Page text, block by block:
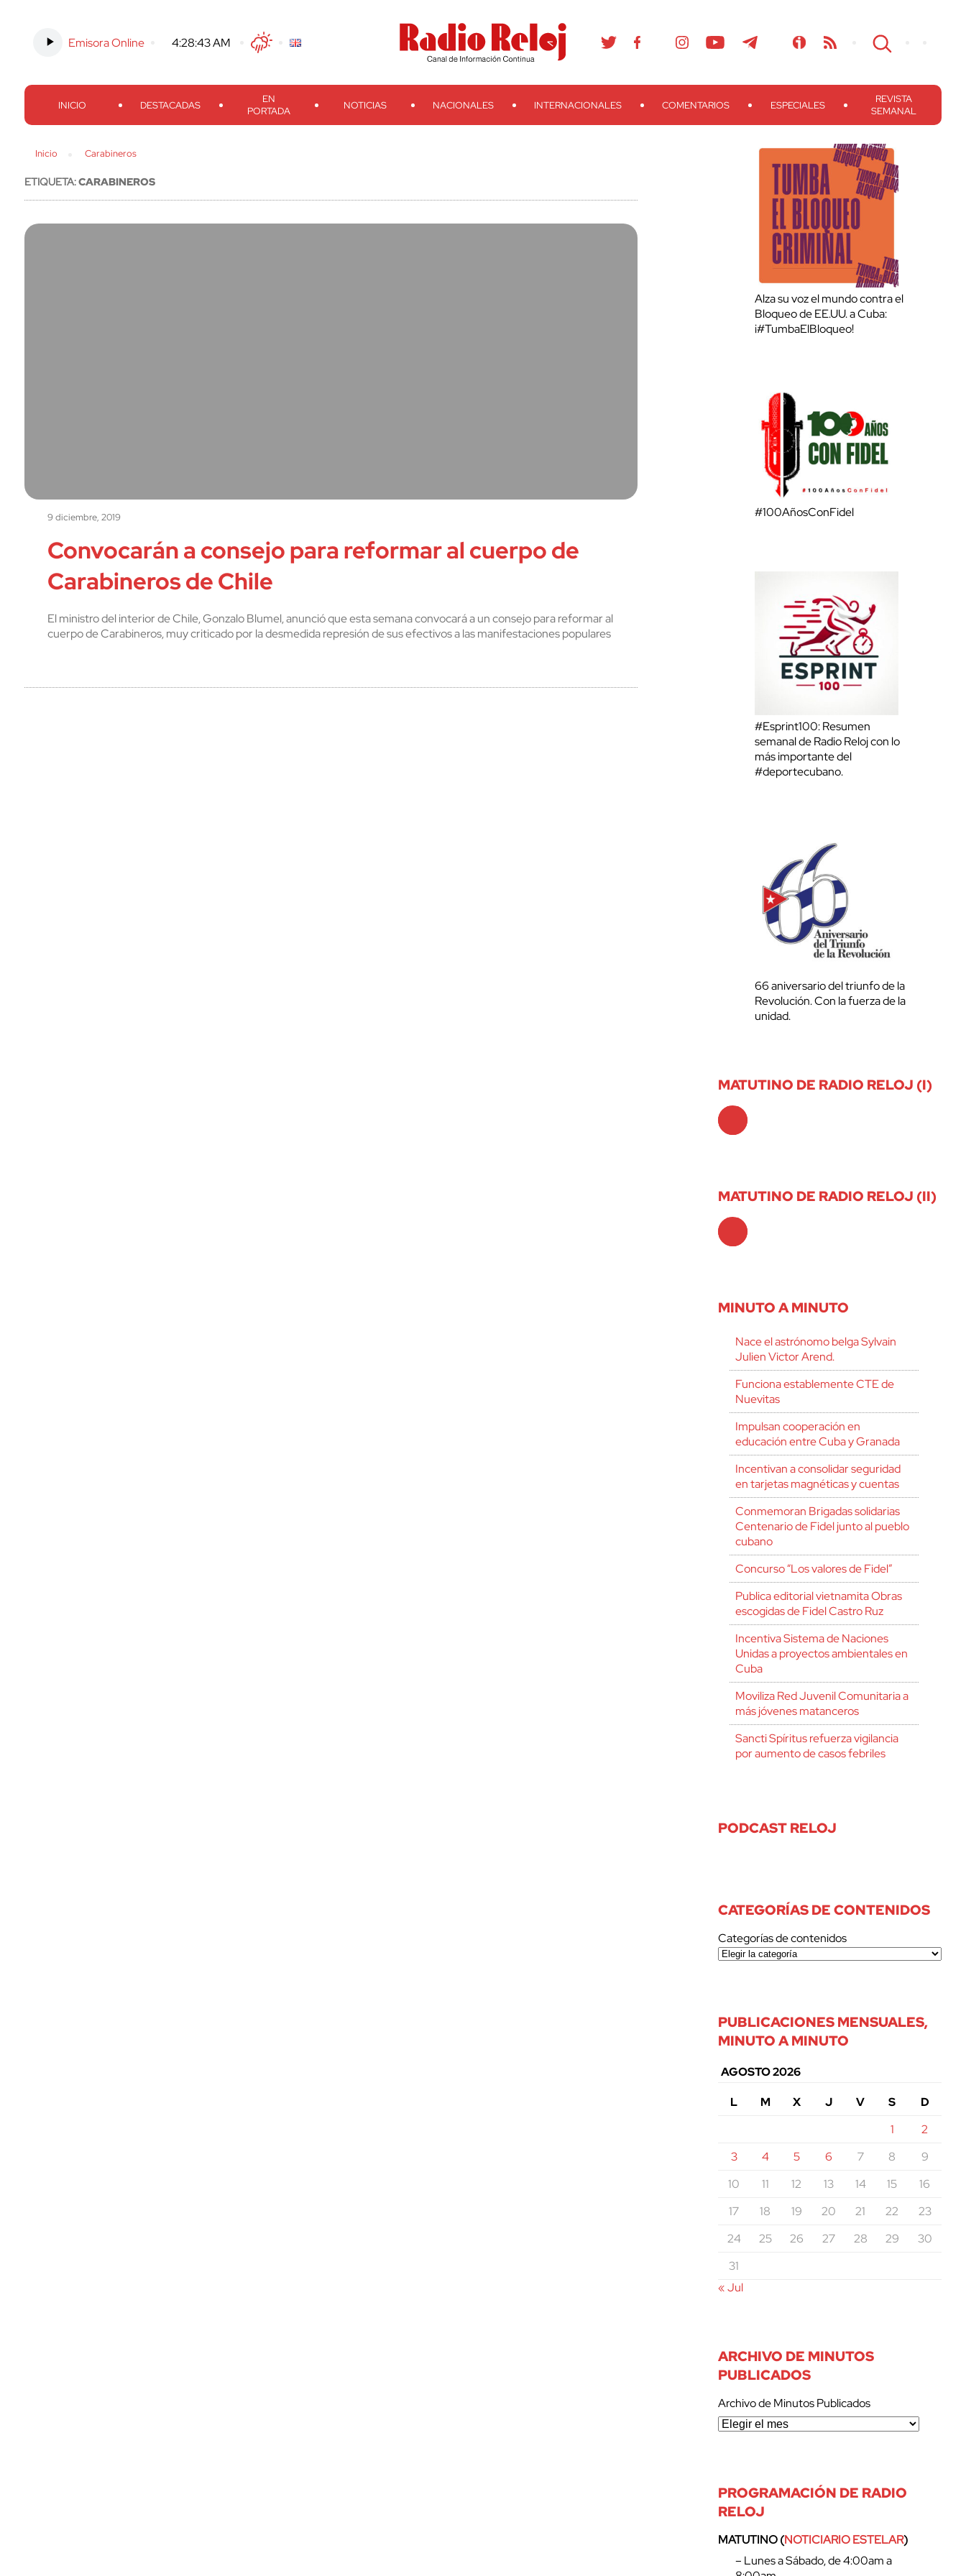
Emisora Online 4:28:44 AM TwitterFacebook
Threads
Instagram TelegramTeveo Ivoox RSS Search
INICIO DESTACADAS
EN
PORTADA
NOTICIAS NACIONALES INTERNACIONALES COMENTARIOS ESPECIALES
REVISTA
SEMANAL
Inicio Carabineros
ETIQUETA:CARABINEROS
9 diciembre, 2019
Convocarán a consejo para reformar al cuerpo de
Carabineros de Chile
El ministro del interior de Chile, Gonzalo Blumel, anunció que esta semana convocará a un consejo para reformar al
cuerpo de Carabineros, muy criticado por la desmedida represión de sus efectivos a las manifestaciones populares
Alza su voz el mundo contra el
Bloqueo de EE.UU. a Cuba:
¡#TumbaElBloqueo!
#100AñosConFidel
#Esprint100: Resumen
semanal de Radio Reloj con lo
más importante del
#deportecubano.
66 aniversario del triunfo de la
Revolución. Con la fuerza de la
unidad.
MATUTINO DE RADIO RELOJ (I)
Audio
Player
MATUTINO DE RADIO RELOJ (II)
Audio
Player
MINUTO A MINUTO
Nace el astrónomo belga Sylvain
Julien Victor Arend.
Funciona establemente CTE de
Nuevitas
Impulsan cooperación en
educación entre Cuba y Granada
Incentivan a consolidar seguridad
en tarjetas magnéticas y cuentas
Conmemoran Brigadas solidarias
Centenario de Fidel junto al pueblo
cubano
Concurso “Los valores de Fidel”
Publica editorial vietnamita Obras
escogidas de Fidel Castro Ruz
Incentiva Sistema de Naciones
Unidas a proyectos ambientales en
Cuba
Moviliza Red Juvenil Comunitaria a
más jóvenes matanceros
Sancti Spíritus refuerza vigilancia
por aumento de casos febriles
PODCAST RELOJ
CATEGORÍAS DE CONTENIDOS
Categorías de contenidos
PUBLICACIONES MENSUALES,
MINUTO A MINUTO
AGOSTO 2026
L
M X J V S
D
1
2
3
4 5 6 7 8
9
10
11 12 13 14 15
16
17
18 19 20 21 22
23
24
25 26 27 28 29
30
31
« Jul
ARCHIVO DE MINUTOS
PUBLICADOS
Archivo de Minutos Publicados
PROGRAMACIÓN DE RADIO
RELOJ
MATUTINO (NOTICIARIO ESTELAR)
– Lunes a Sábado, de 4:00am a